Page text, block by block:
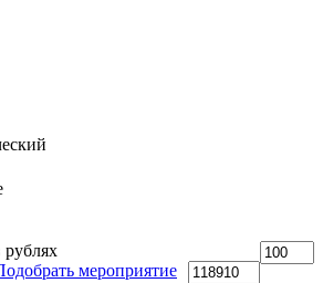
рублях
мероприятие